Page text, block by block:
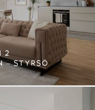
2
– STYRSÖ